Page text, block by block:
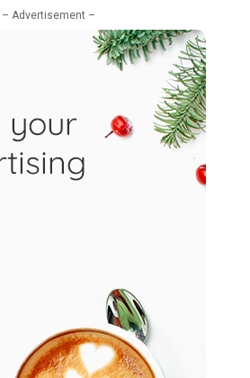
– Advertisement –